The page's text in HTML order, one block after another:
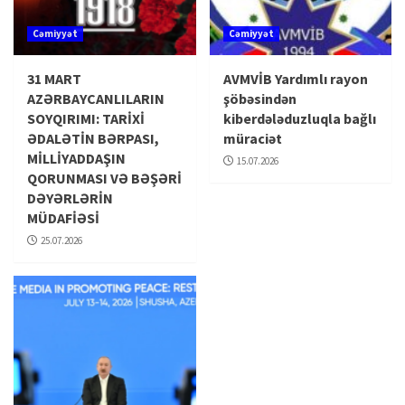
Cəmiyyət
31 MART
AZƏRBAYCANLILARIN
SOYQIRIMI: TARİXİ
ƏDALƏTİN BƏRPASI,
MİLLİYADDAŞIN
QORUNMASI VƏ BƏŞƏRİ
DƏYƏRLƏRİN
MÜDAFİƏSİ
25.07.2026
Cəmiyyət
AVMVİB Yardımlı rayon
şöbəsindən
kiberdələduzluqla bağlı
müraciət
15.07.2026